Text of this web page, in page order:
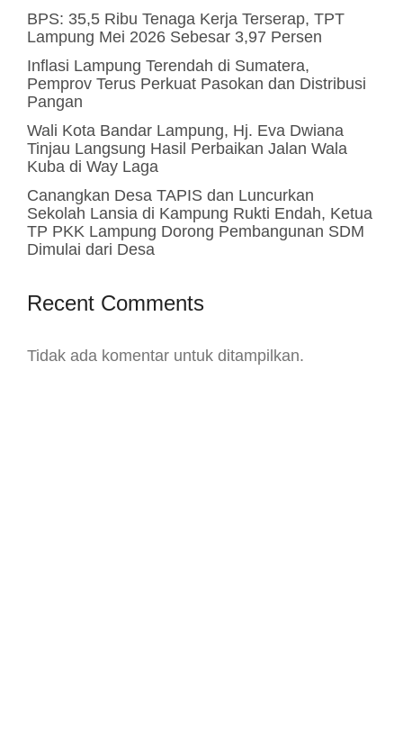
BPS: 35,5 Ribu Tenaga Kerja Terserap, TPT
Lampung Mei 2026 Sebesar 3,97 Persen
Inflasi Lampung Terendah di Sumatera,
Pemprov Terus Perkuat Pasokan dan Distribusi
Pangan
Wali Kota Bandar Lampung, Hj. Eva Dwiana
Tinjau Langsung Hasil Perbaikan Jalan Wala
Kuba di Way Laga
Canangkan Desa TAPIS dan Luncurkan
Sekolah Lansia di Kampung Rukti Endah, Ketua
TP PKK Lampung Dorong Pembangunan SDM
Dimulai dari Desa
Recent Comments
Tidak ada komentar untuk ditampilkan.